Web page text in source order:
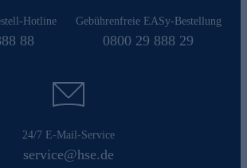
Hotline
88
Gebührenfreie EASy-Bestellung
0800 29 888 29
24/7 E-Mail-Service
service@hse.de